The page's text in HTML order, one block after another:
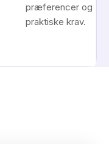
præferencer og
praktiske krav.